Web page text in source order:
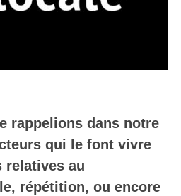
rappelions dans notre
qui le font vivre
relatives au
répétition, ou encore